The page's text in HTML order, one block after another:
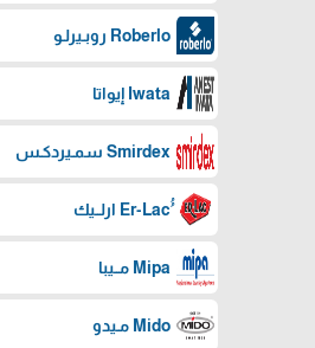
Roberlo روبـيرلـو
Iwata إيواتا
Smirdex سمـيردكـس
Mipa مــيبا
Mido مـيدو